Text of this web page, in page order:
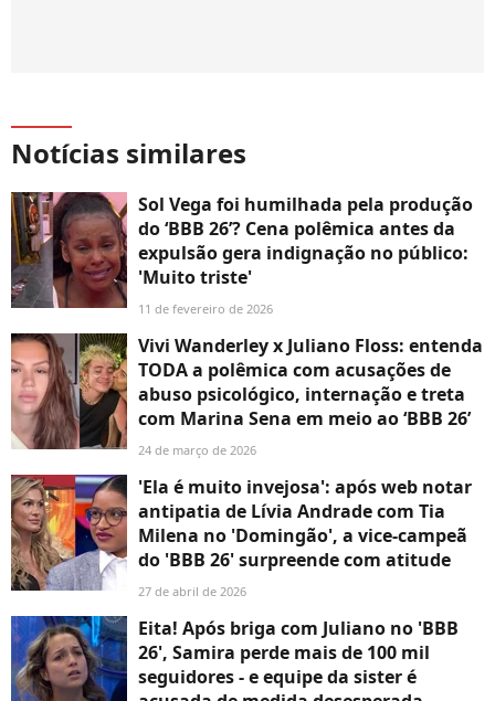
Notícias similares
Sol Vega foi humilhada pela produção
do ‘BBB 26’? Cena polêmica antes da
expulsão gera indignação no público:
'Muito triste'
11 de fevereiro de 2026
Vivi Wanderley x Juliano Floss: entenda
TODA a polêmica com acusações de
abuso psicológico, internação e treta
com Marina Sena em meio ao ‘BBB 26’
24 de março de 2026
'Ela é muito invejosa': após web notar
antipatia de Lívia Andrade com Tia
Milena no 'Domingão', a vice-campeã
do 'BBB 26' surpreende com atitude
27 de abril de 2026
Eita! Após briga com Juliano no 'BBB
26', Samira perde mais de 100 mil
seguidores - e equipe da sister é